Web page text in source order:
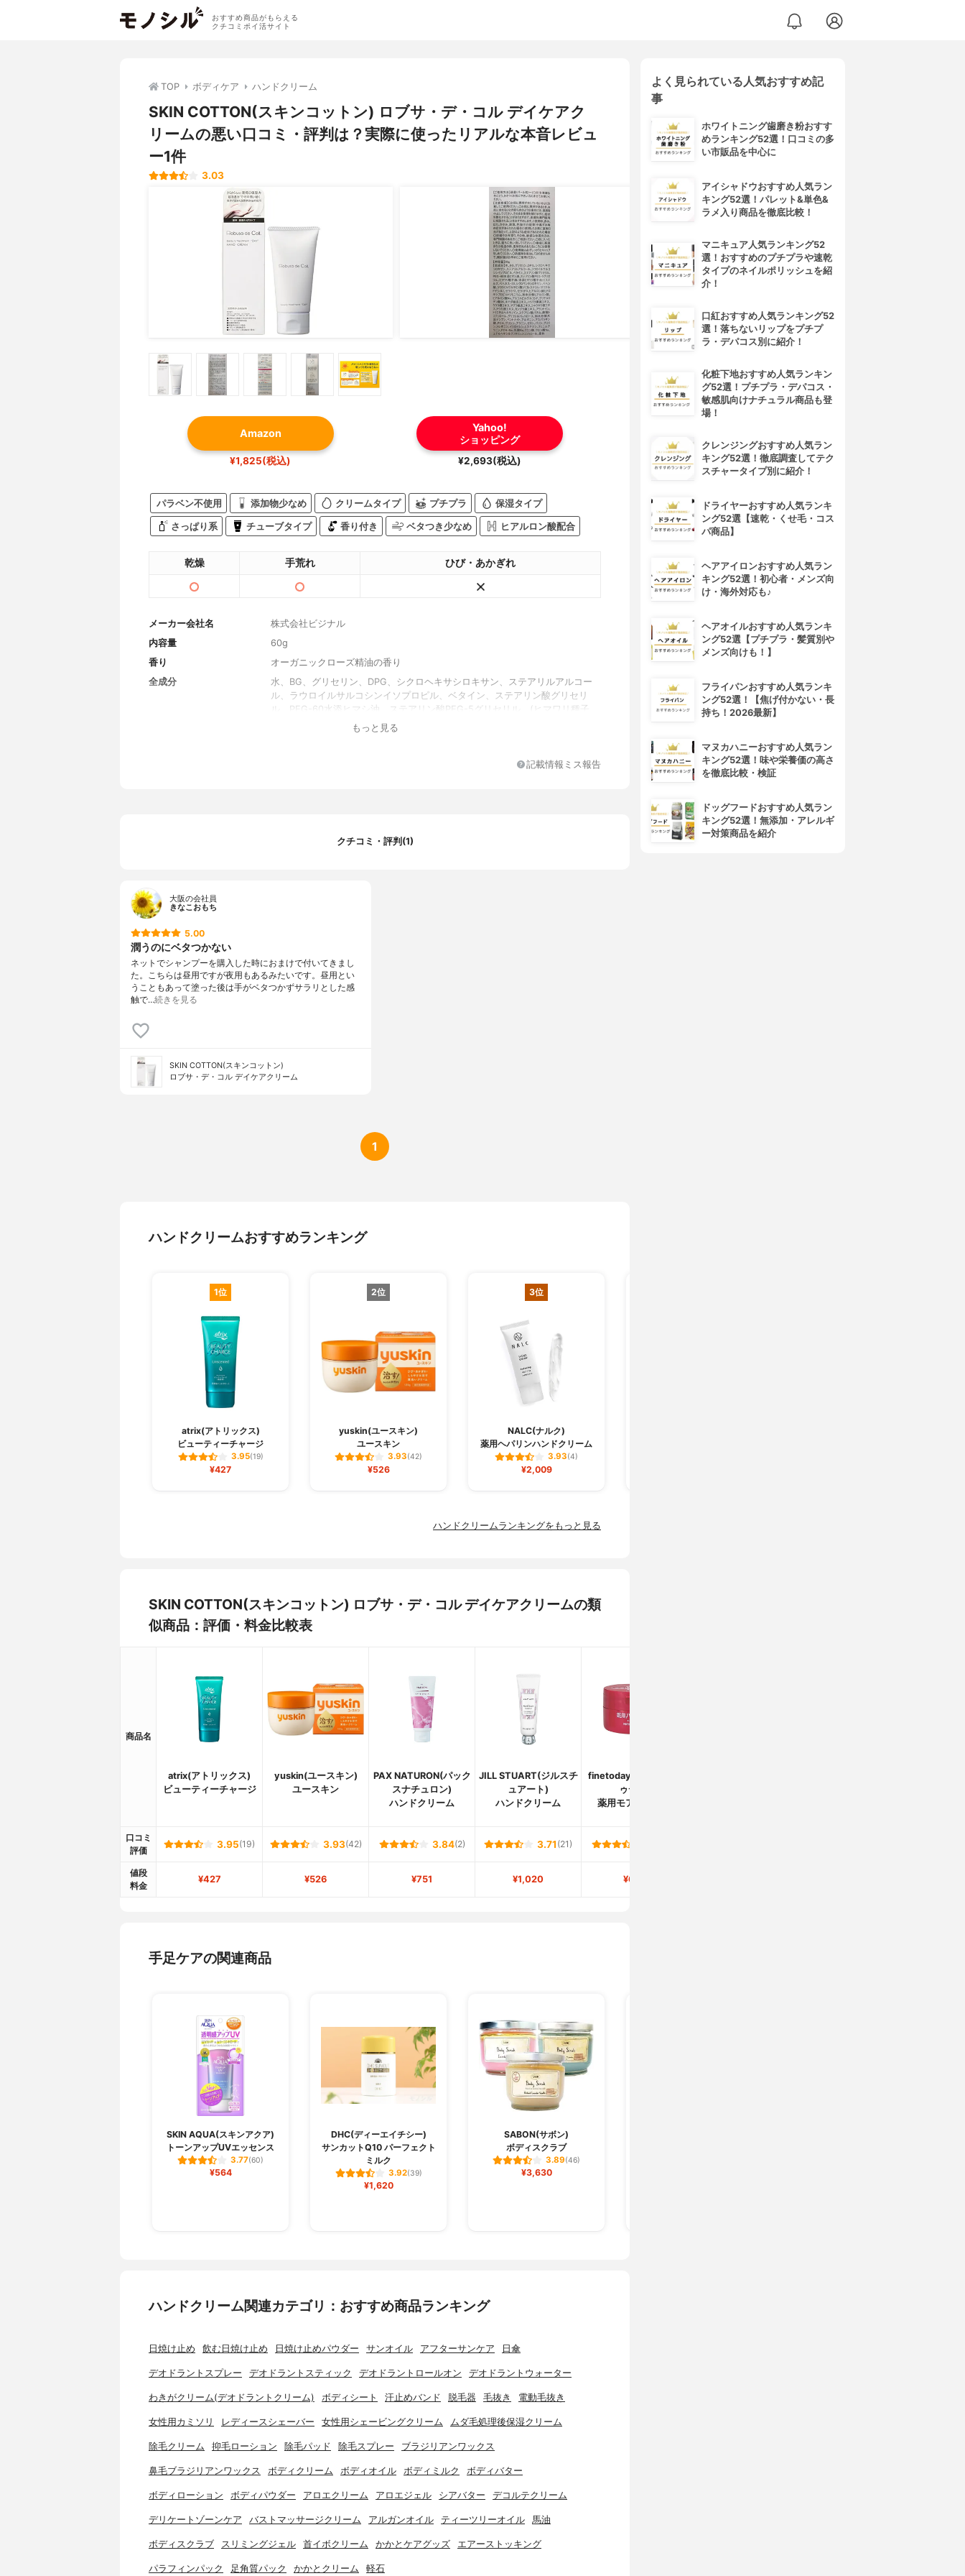
おすすめ商品がもらえる
クチコミポイ活サイト
TOP ボディケア ハンドクリーム
SKIN COTTON(スキンコットン) ロブサ・デ・コル デイケアク
リームの悪い口コミ・評判は？実際に使ったリアルな本音レビュ
ー1件
3.03
Amazon
¥1,825(税込)
Yahoo!
ショッピング
¥2,693(税込)
パラベン不使用 添加物少なめ クリームタイプ プチプラ 保湿タイプ
さっぱり系 チューブタイプ 香り付き ベタつき少なめ ヒアルロン酸配合
乾燥 手荒れ ひび・あかぎれ
メーカー会社名
株式会社ビジナル
内容量
60g
香り
オーガニックローズ精油の香り
全成分
水、BG、グリセリン、DPG、シクロヘキサシロキサン、ステアリルアルコー
ル、ラウロイルサルコシンイソプロピル、ベタイン、ステアリン酸グリセリ
ル、PEG-60水添ヒマシ油、ステアリン酸PEG-5グリセリル、(ヒマワリ種子
油/水添ヒマワリ種子油)エステルズ、べへネス-30、シクロペンタシロキサ
水分解ヒアルロン酸 、ヒアルロン酸Na、アスコルビルグルコシド、グリチル
リン、トレオニン、イソロイシン、ヒスチジン、フェニルアラニン、PCA-N
もっと見る
記載情報ミス報告
クチコミ・評判(1)
大阪の会社員
きなこおもち
5.00
潤うのにベタつかない
ネットでシャンプーを購入した時におまけで付いてきまし
た。こちらは昼用ですが夜用もあるみたいです。昼用とい
うこともあって塗った後は手がベタつかずサラリとした感
触で…続きを見る
SKIN COTTON(スキンコットン)
ロブサ・デ・コル デイケアクリーム
1
ハンドクリームおすすめランキング
1位
atrix(アトリックス)
ビューティーチャージ
3.95(19)
¥427
2位
yuskin(ユースキン)
ユースキン
3.93(42)
¥526
3位
NALC(ナルク)
薬用ヘパリンハンドクリーム
3.93(4)
¥2,009
ハンドクリームランキングをもっと見る
SKIN COTTON(スキンコットン) ロブサ・デ・コル デイケアクリームの類
似商品：評価・料金比較表
商品名
atrix(アトリックス)
ビューティーチャージ
yuskin(ユースキン)
ユースキン
PAX NATURON(パック
スナチュロン)
ハンドクリーム
JILL STUART(ジルスチ
ュアート)
ハンドクリーム
finetoday(ファイント
ゥデイ)
薬用モアディープ
口コミ
評価
3.95(19) 3.93(42) 3.84(2) 3.71 (21)
値段
料金
¥427 ¥526 ¥751 ¥1,020 ¥628
手足ケアの関連商品
SKIN AQUA(スキンアクア)
トーンアップUVエッセンス
3.77(60)
¥564
DHC(ディーエイチシー)
サンカットQ10 パーフェクト
ミルク
3.92(39)
¥1,620
SABON(サボン)
ボディスクラブ
3.89(46)
¥3,630
ハンドクリーム関連カテゴリ：おすすめ商品ランキング
日焼け止め 飲む日焼け止め 日焼け止めパウダー サンオイル アフターサンケア 日傘
デオドラントスプレー デオドラントスティック デオドラントロールオン デオドラントウォーター
わきがクリーム(デオドラントクリーム) ボディシート 汗止めバンド 脱毛器 毛抜き 電動毛抜き
女性用カミソリ レディースシェーバー 女性用シェービングクリーム ムダ毛処理後保湿クリーム
除毛クリーム 抑毛ローション 除毛パッド 除毛スプレー ブラジリアンワックス
鼻毛ブラジリアンワックス ボディクリーム ボディオイル ボディミルク ボディバター
ボディローション ボディパウダー アロエクリーム アロエジェル シアバター デコルテクリーム
デリケートゾーンケア バストマッサージクリーム アルガンオイル ティーツリーオイル 馬油
ボディスクラブ スリミングジェル 首イボクリーム かかとケアグッズ エアーストッキング
パラフィンパック 足角質パック かかとクリーム 軽石
よく見られている人気おすすめ記
事
ホワイトニング歯磨き粉おすす
めランキング52選！口コミの多
い市販品を中心に
アイシャドウおすすめ人気ラン
キング52選！パレット&単色&
ラメ入り商品を徹底比較！
マニキュア人気ランキング52
選！おすすめのプチプラや速乾
タイプのネイルポリッシュを紹
介！
口紅おすすめ人気ランキング52
選！落ちないリップをプチプ
ラ・デパコス別に紹介！
化粧下地おすすめ人気ランキン
グ52選！プチプラ・デパコス・
敏感肌向けナチュラル商品も登
場！
クレンジングおすすめ人気ラン
キング52選！徹底調査してテク
スチャータイプ別に紹介！
ドライヤーおすすめ人気ランキ
ング52選【速乾・くせ毛・コス
パ商品】
ヘアアイロンおすすめ人気ラン
キング52選！初心者・メンズ向
け・海外対応も♪
ヘアオイルおすすめ人気ランキ
ング52選【プチプラ・髪質別や
メンズ向けも！】
フライパンおすすめ人気ランキ
ング52選！【焦げ付かない・長
持ち！2026最新】
マヌカハニーおすすめ人気ラン
キング52選！味や栄養価の高さ
を徹底比較・検証
ドッグフードおすすめ人気ラン
キング52選！無添加・アレルギ
ー対策商品を紹介